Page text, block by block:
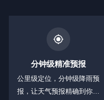
分钟级精准预报
公里级定位，分钟级降雨预
报，让天气预报精确到你身